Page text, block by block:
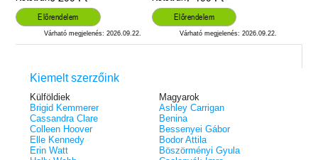
Előrendelem
Várható megjelenés: 2026.09.22.
Előrendelem
Várható megjelenés: 2026.09.22.
Kiemelt szerzőink
Külföldiek
Brigid Kemmerer
Cassandra Clare
Colleen Hoover
Elle Kennedy
Erin Watt
Magyarok
Ashley Carrigan
Benina
Bessenyei Gábor
Bodor Attila
Böszörményi Gyula